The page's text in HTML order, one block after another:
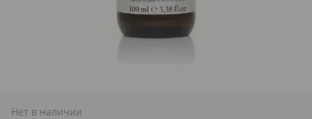
Нет в наличии